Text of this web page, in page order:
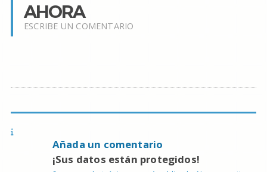
AHORA
ESCRIBE UN COMENTARIO
Añada un comentario
¡Sus datos están protegidos!